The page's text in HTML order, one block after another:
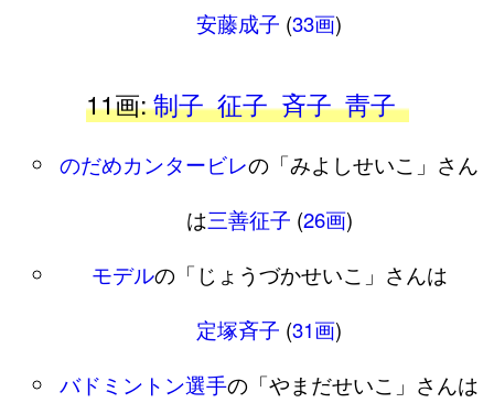
安藤成子 (33画)
11画:制子 征子 斉子 靑子
のだめカンタービレの「みよしせいこ」さん
は三善征子 (26画)
モデルの「じょうづかせいこ」さんは
定塚斉子 (31画)
バドミントン選手の「やまだせいこ」さんは